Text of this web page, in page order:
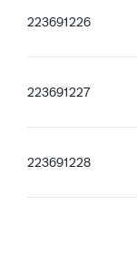
Guter Nassgriff
223691226
223691227
223691228